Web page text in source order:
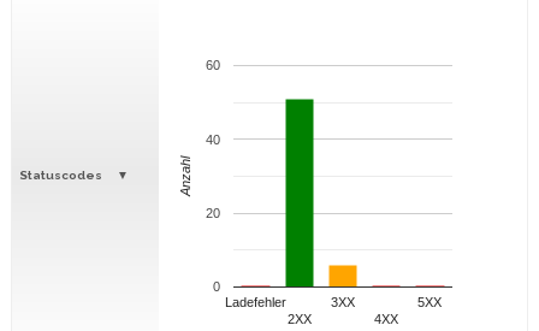
Statuscodes
Ladefehler
2XX
3XX
4XX
5XX
0
20
40
60
Anzahl